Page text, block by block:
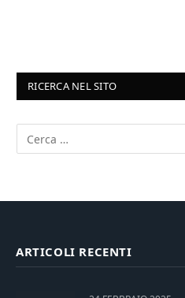
RICERCA NEL SITO
ARTICOLI RECENTI